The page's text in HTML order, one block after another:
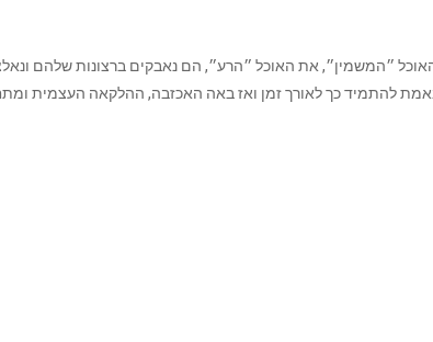
״המשמין״, את האוכל ״הרע״, הם נאבקים ברצונות שלהם
להתמיד כך לאורך זמן ואז באה האכזבה, ההלקאה העצמית